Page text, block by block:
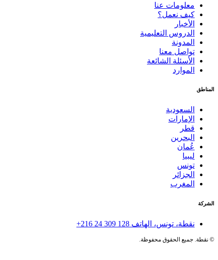
معلومات عنا
كيف نعمل؟
الأخبار
الدروس التعليمية
المدونة
تواصل معنا
الأسئلة الشائعة
الموارد
المناطق
السعودية
الإمارات
قطر
البحرين
عُمان
ليبيا
تونس
الجزائر
المغرب
الشركة
نقطة، تونس، الهاتف +216 24 309 128
©نقطة. جميع الحقوق محفوظة.